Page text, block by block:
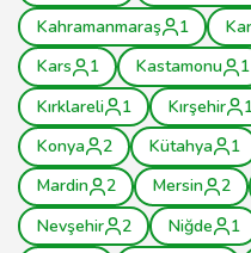
Kahramanmaraş
1
Kars
1 Kastamonu 1
Kırklareli
1 Kırşehir
Konya
2 Kütahya 1
Mardin
2 Mersin 2
Nevşehir
2 Niğde 1